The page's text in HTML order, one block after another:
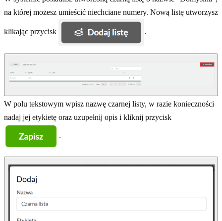
na której możesz umieścić niechciane numery. Nową listę utworzysz
klikając przycisk .
W polu tekstowym wpisz nazwę czarnej listy, w razie konieczności
nadaj jej etykietę oraz uzupełnij opis i kliknij przycisk
.